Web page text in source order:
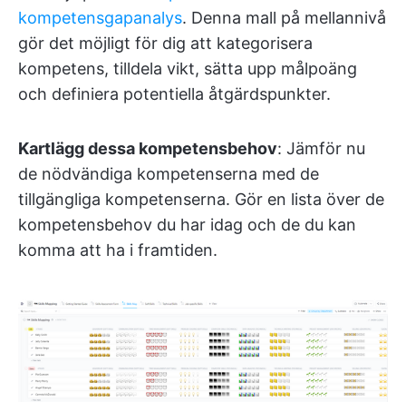
kompetensgapanalys. Denna mall på mellannivå
gör det möjligt för dig att kategorisera
kompetens, tilldela vikt, sätta upp målpoäng
och definiera potentiella åtgärdspunkter.
Kartlägg dessa kompetensbehov: Jämför nu
de nödvändiga kompetenserna med de
tillgängliga kompetenserna. Gör en lista över de
kompetensbehov du har idag och de du kan
komma att ha i framtiden.